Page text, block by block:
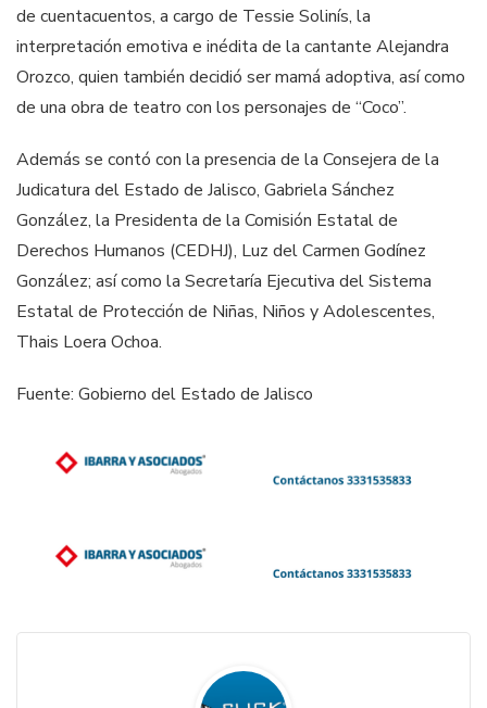
de cuentacuentos, a cargo de Tessie Solinís, la
interpretación emotiva e inédita de la cantante Alejandra
Orozco, quien también decidió ser mamá adoptiva, así como
de una obra de teatro con los personajes de “Coco”.
Además se contó con la presencia de la Consejera de la
Judicatura del Estado de Jalisco, Gabriela Sánchez
González, la Presidenta de la Comisión Estatal de
Derechos Humanos (CEDHJ), Luz del Carmen Godínez
González; así como la Secretaría Ejecutiva del Sistema
Estatal de Protección de Niñas, Niños y Adolescentes,
Thais Loera Ochoa.
Fuente: Gobierno del Estado de Jalisco